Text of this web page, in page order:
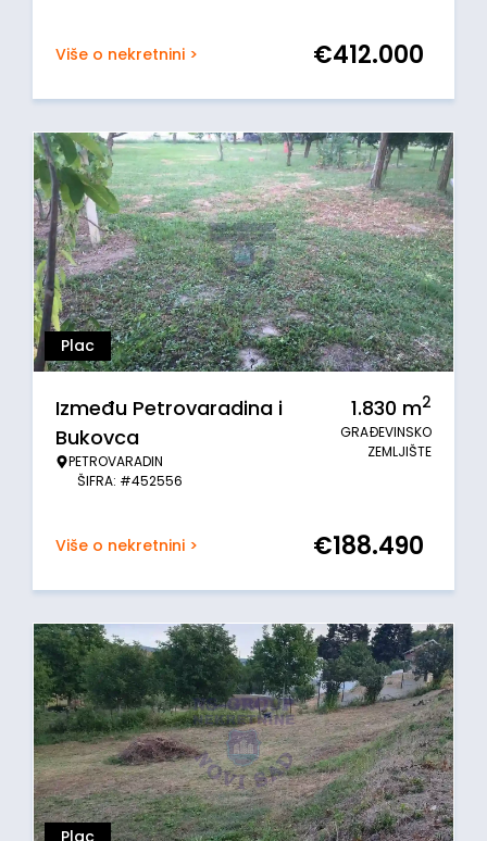
Više o nekretnini > €412.000
Plac
Između Petrovaradina i
Bukovca
PETROVARADIN
ŠIFRA: #452556
1.830 m2
GRAĐEVINSKO
ZEMLJIŠTE
Više o nekretnini > €188.490
Plac